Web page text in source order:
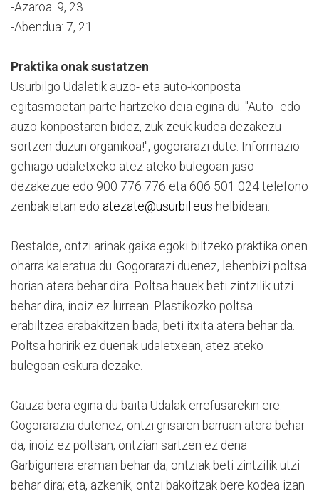
-Azaroa: 9, 23.
-Abendua: 7, 21.
Praktika onak sustatzen
Usurbilgo Udaletik auzo- eta auto-konposta
egitasmoetan parte hartzeko deia egina du. "Auto- edo
auzo-konpostaren bidez, zuk zeuk kudea dezakezu
sortzen duzun organikoa!", gogorarazi dute. Informazio
gehiago udaletxeko atez ateko bulegoan jaso
dezakezue edo 900 776 776 eta 606 501 024 telefono
zenbakietan edo atezate@usurbil.eus helbidean.
Bestalde, ontzi arinak gaika egoki biltzeko praktika onen
oharra kaleratua du. Gogorarazi duenez, lehenbizi poltsa
horian atera behar dira. Poltsa hauek beti zintzilik utzi
behar dira, inoiz ez lurrean. Plastikozko poltsa
erabiltzea erabakitzen bada, beti itxita atera behar da.
Poltsa horirik ez duenak udaletxean, atez ateko
bulegoan eskura dezake.
Gauza bera egina du baita Udalak errefusarekin ere.
Gogorarazia dutenez, ontzi grisaren barruan atera behar
da, inoiz ez poltsan; ontzian sartzen ez dena
Garbigunera eraman behar da; ontziak beti zintzilik utzi
behar dira; eta, azkenik, ontzi bakoitzak bere kodea izan